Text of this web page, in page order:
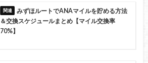
みずほルートでANAマイルを貯める方法
＆交換スケジュールまとめ【マイル交換率
70%】